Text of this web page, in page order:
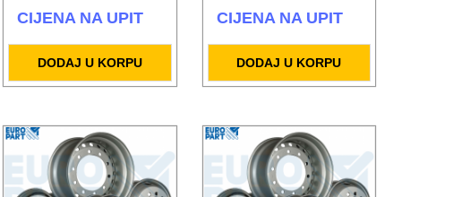
CIJENA NA UPIT
DODAJ U KORPU
CIJENA NA UPIT
DODAJ U KORPU